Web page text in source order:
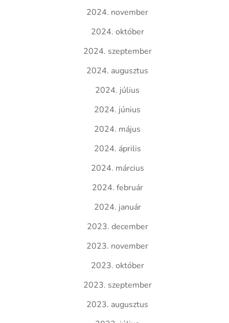
2024. november
2024. október
2024. szeptember
2024. augusztus
2024. július
2024. június
2024. május
2024. április
2024. március
2024. február
2024. január
2023. december
2023. november
2023. október
2023. szeptember
2023. augusztus